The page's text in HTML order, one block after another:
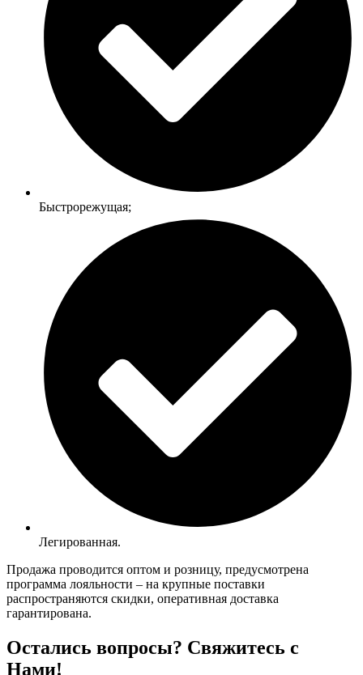
Быстрорежущая;
Легированная.
Продажа проводится оптом и розницу, предусмотрена
программа лояльности – на крупные поставки
распространяются скидки, оперативная доставка
гарантирована.
Остались вопросы? Свяжитесь с
Нами!